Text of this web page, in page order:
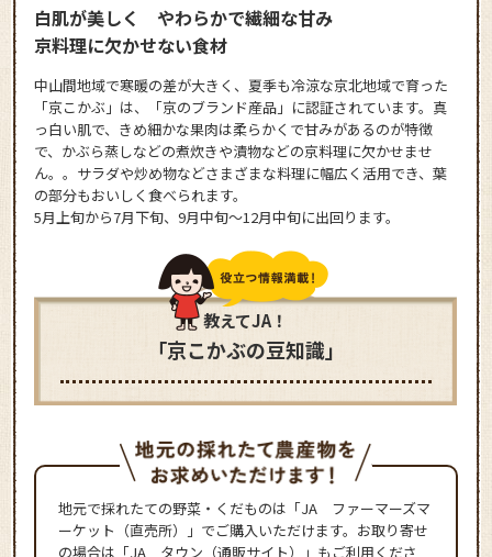
白肌が美しく やわらかで繊細な甘み
京料理に欠かせない食材
中山間地域で寒暖の差が大きく、夏季も冷涼な京北地域で育った
「京こかぶ」は、「京のブランド産品」に認証されています。真
っ白い肌で、きめ細かな果肉は柔らかくで甘みがあるのが特徴
で、かぶら蒸しなどの煮炊きや漬物などの京料理に欠かせませ
ん。。サラダや炒め物などさまざまな料理に幅広く活用でき、葉
の部分もおいしく食べられます。
5月上旬から7月下旬、9月中旬～12月中旬に出回ります。
教えてJA！
「京こかぶの豆知識」
地元で採れたての野菜・くだものは「JA ファーマーズマ
ーケット（直売所）」でご購入いただけます。お取り寄せ
の場合は「JA タウン（通販サイト）」もご利用くださ